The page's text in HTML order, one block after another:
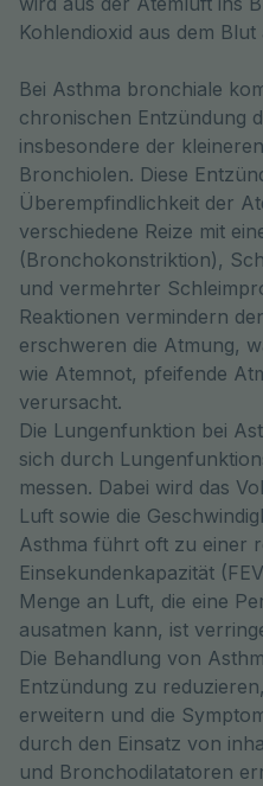
Kohlendioxid aus dem Blut
Bei Asthma bronchiale
chronischen Entzündung
insbesondere der
Bronchiolen. Diese
Überempfindlichkeit der
verschiedene Reize mit
(Bronchokonstriktion),
und vermehrter
Reaktionen vermindern
erschweren die Atmung,
wie Atemnot, pfeifende
verursacht.
Die Lungenfunktion bei
sich durch
messen. Dabei wird das
Luft sowie die
Asthma führt oft zu einer
Einsekundenkapazität
Menge an Luft, die eine
ausatmen kann, ist
Die Behandlung von
Entzündung zu
erweitern und die
durch den Einsatz von
und Bronchodilatatoren